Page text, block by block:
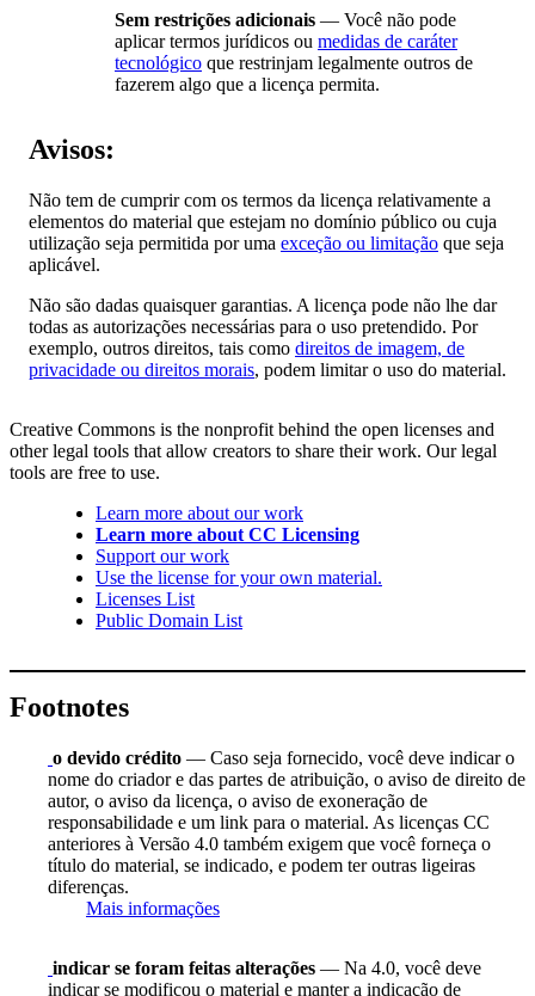
Sem restrições adicionais — Você não pode
aplicar termos jurídicos ou medidas de caráter
tecnológico que restrinjam legalmente outros de
fazerem algo que a licença permita.
Avisos:
Não tem de cumprir com os termos da licença relativamente a
elementos do material que estejam no domínio público ou cuja
utilização seja permitida por uma exceção ou limitação que seja
aplicável.
Não são dadas quaisquer garantias. A licença pode não lhe dar
todas as autorizações necessárias para o uso pretendido. Por
exemplo, outros direitos, tais como direitos de imagem, de
privacidade ou direitos morais, podem limitar o uso do material.
Creative Commons is the nonprofit behind the open licenses and
other legal tools that allow creators to share their work. Our legal
tools are free to use.
Learn more about our work
Learn more about CC Licensing
Support our work
Use the license for your own material.
Licenses List
Public Domain List
Footnotes
o devido crédito — Caso seja fornecido, você deve indicar o
nome do criador e das partes de atribuição, o aviso de direito de
autor, o aviso da licença, o aviso de exoneração de
responsabilidade e um link para o material. As licenças CC
anteriores à Versão 4.0 também exigem que você forneça o
título do material, se indicado, e podem ter outras ligeiras
diferenças.
Mais informações
indicar se foram feitas alterações — Na 4.0, você deve
indicar se modificou o material e manter a indicação de